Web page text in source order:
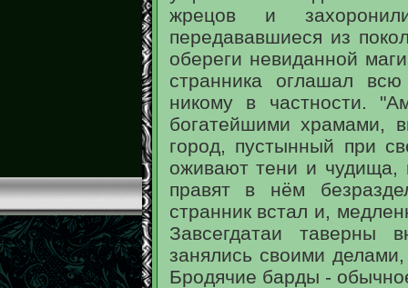
жрецов и
передававшиеся из
обереги невиданной
странника оглашал
никому в частности.
богатейшими храмами,
город, пустынный при
оживают тени и чудища,
правят в нём
странник встал и,
Завсегдатаи таверны
занялись своими
Бродячие барды -